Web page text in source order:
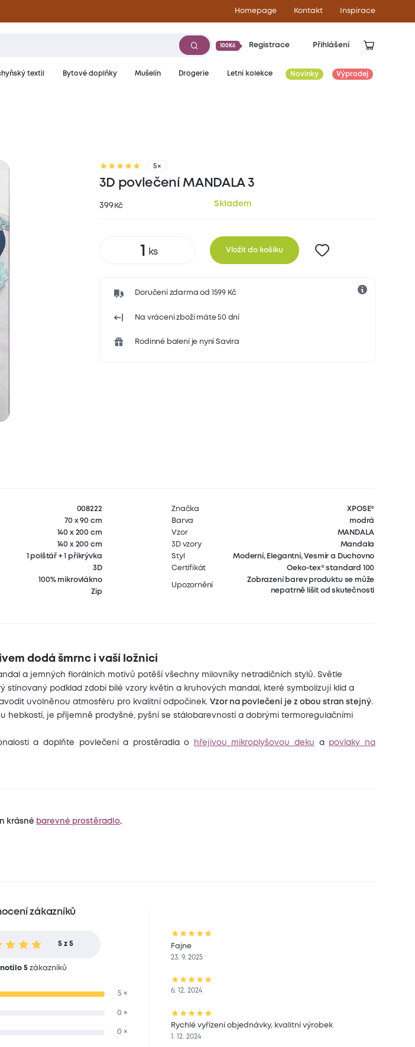
Homepage Kontakt Inspirace
100Kč Registrace Přihlášení
textil Bytové doplňky Mušelín Drogerie Letní kolekce Novinky Výprodej
5×
3D povlečení MANDALA 3
399 Kč Skladem
Vložit do košíku
Doručení zdarma od 1599 Kč
Na vrácení zboží máte 50 dní
Rodinné balení je nyní Savira
008222
70 x 90 cm
140 x 200 cm
140 x 200 cm
1 polštář + 1 přikrývka
3D
100% mikrovlákno
Zip
Značka
XPOSE®
Barva
modrá
Vzor
MANDALA
3D vzory
Mandala
Styl
Moderní, Elegantní, Vesmír a Duchovno
Certifikát
Oeko-tex® standard 100
Upozornění
Zobrazení barev produktu se může
nepatrně lišit od skutečnosti
dodá šmrnc i vaší ložnici
a jemných florálních motivů potěší všechny milovníky netradičních stylů. Světle
stínovaný podklad zdobí bílé vzory květin a kruhových mandal, které symbolizují klid a
uvolněnou atmosféru pro kvalitní odpočinek.Vzor na povlečení je z obou stran stejný.
hebkostí, je příjemně prodyšné, pyšní se stálobarevností a dobrými termoregulačními
a doplňte povlečení a prostěradla o
hřejivou mikroplyšovou deku a povlaky na
krásné barevné prostěradlo.
zákazníků
5 z 5
5 zákazníků
5 ×
0 ×
0 ×
Fajne
23. 9. 2025
6. 12. 2024
Rychlé vyřízení objednávky, kvalitní výrobek
1. 12. 2024